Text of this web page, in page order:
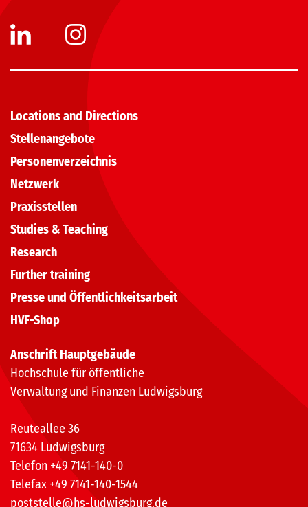
Locations and Directions
Stellenangebote
Personenverzeichnis
Netzwerk
Praxisstellen
Studies & Teaching
Research
Further training
Presse und Öffentlichkeitsarbeit
HVF-Shop
Anschrift Hauptgebäude
Hochschule für öffentliche
Verwaltung und Finanzen Ludwigsburg
Reuteallee 36
71634 Ludwigsburg
Telefon +49 7141-140-0
Telefax +49 7141-140-1544
poststelle@hs-ludwigsburg.de